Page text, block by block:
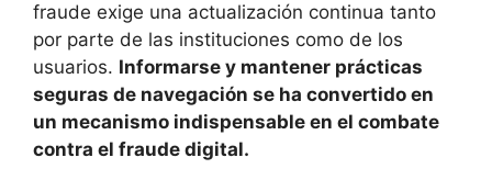
fraude exige una actualización continua tanto
por parte de las instituciones como de los
usuarios. Informarse y mantener prácticas
seguras de navegación se ha convertido en
un mecanismo indispensable en el combate
contra el fraude digital.